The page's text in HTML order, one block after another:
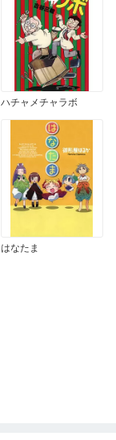
ハチャメチャラボ
はなたま